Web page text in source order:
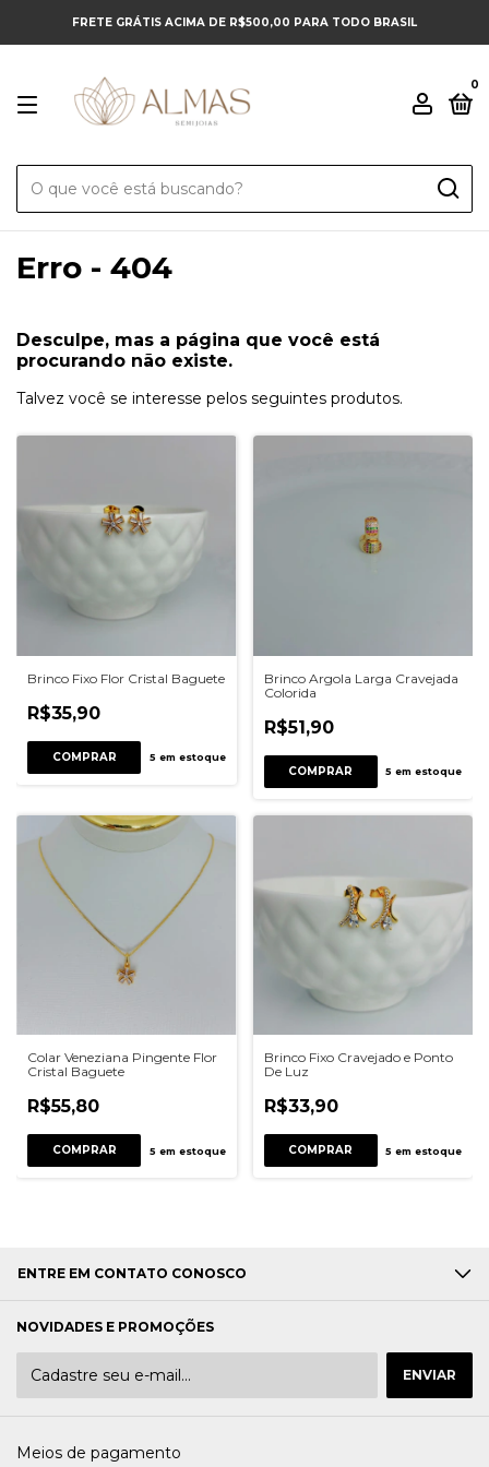
FRETE GRÁTIS ACIMA DE R$500,00 PARA TODO BRASIL
0
Erro - 404
Desculpe, mas a página que você está
procurando não existe.
Talvez você se interesse pelos seguintes produtos.
Brinco Fixo Flor Cristal Baguete
R$35,90
COMPRAR 5 em estoque
Brinco Argola Larga Cravejada
Colorida
R$51,90
COMPRAR 5 em estoque
Colar Veneziana Pingente Flor
Cristal Baguete
R$55,80
COMPRAR 5 em estoque
Brinco Fixo Cravejado e Ponto
De Luz
R$33,90
COMPRAR 5 em estoque
ENTRE EM CONTATO CONOSCO
NOVIDADES E PROMOÇÕES
Meios de pagamento